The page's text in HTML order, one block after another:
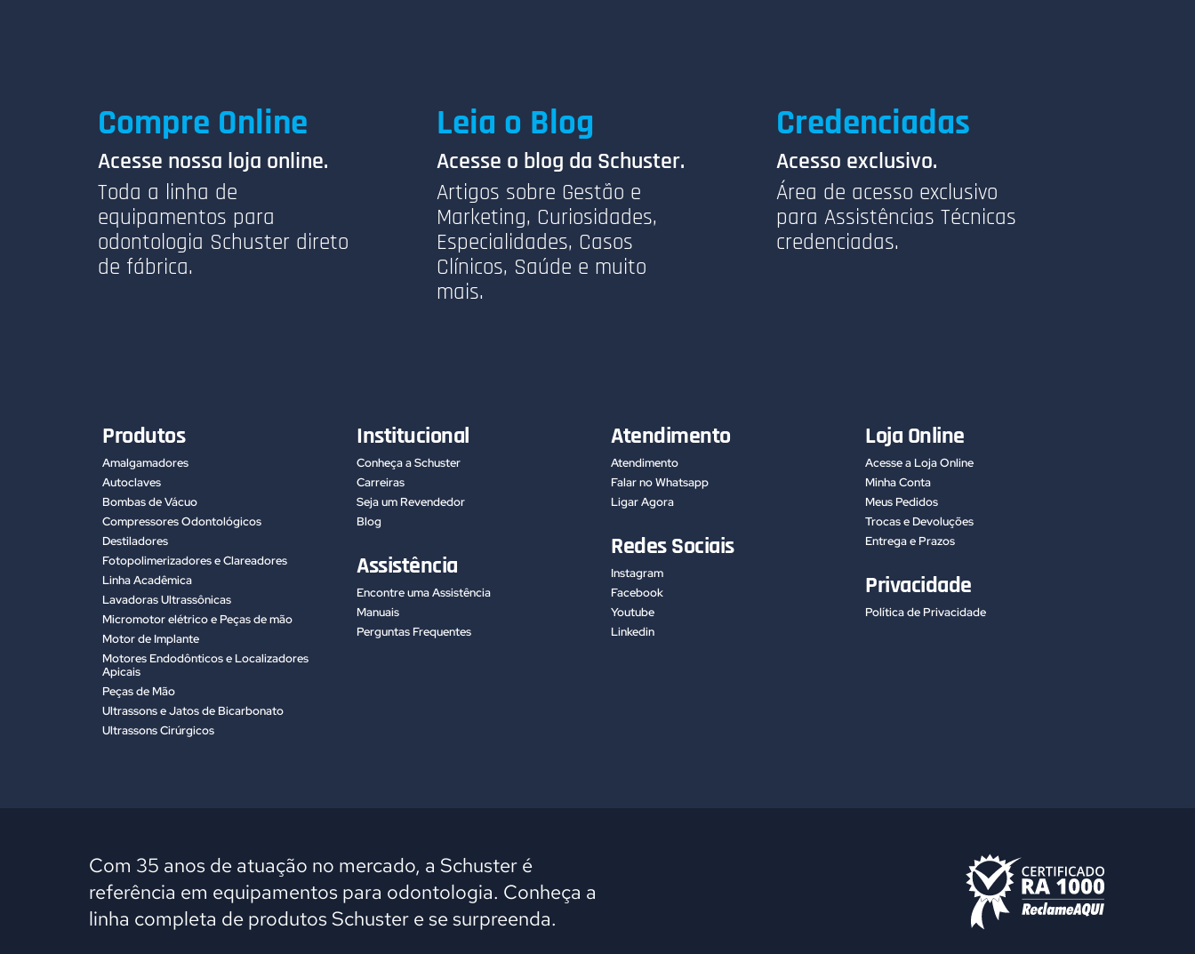
Compre Online
Acesse nossa loja online.
Toda a linha de
equipamentos para
odontologia Schuster direto
de fábrica.
Leia o Blog
Acesse o blog da Schuster.
Artigos sobre Gestão e
Marketing, Curiosidades,
Especialidades, Casos
Clínicos, Saúde e muito
mais.
Credenciadas
Acesso exclusivo.
Área de acesso exclusivo
para Assistências Técnicas
credenciadas.
Produtos
Amalgamadores
Autoclaves
Bombas de Vácuo
Compressores Odontológicos
Destiladores
Fotopolimerizadores e Clareadores
Linha Acadêmica
Lavadoras Ultrassônicas
Micromotor elétrico e Peças de mão
Motor de Implante
Motores Endodônticos e Localizadores
Apicais
Peças de Mão
Ultrassons e Jatos de Bicarbonato
Ultrassons Cirúrgicos
Institucional
Conheça a Schuster
Carreiras
Seja um Revendedor
Blog
Assistência
Encontre uma Assistência
Manuais
Perguntas Frequentes
Atendimento
Atendimento
Falar no Whatsapp
Ligar Agora
Redes Sociais
Instagram
Facebook
Youtube
Linkedin
Loja Online
Acesse a Loja Online
Minha Conta
Meus Pedidos
Trocas e Devoluções
Entrega e Prazos
Privacidade
Política de Privacidade
Com 35 anos de atuação no mercado, a Schuster é
referência em equipamentos para odontologia. Conheça a
linha completa de produtos Schuster e se surpreenda.